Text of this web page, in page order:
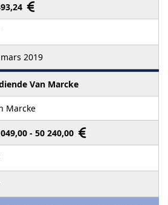
2019
Van Marcke
Marcke
- 50 240,00